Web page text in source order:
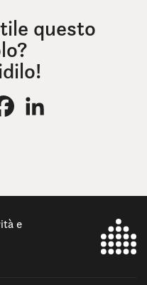
questo
Facebook
e